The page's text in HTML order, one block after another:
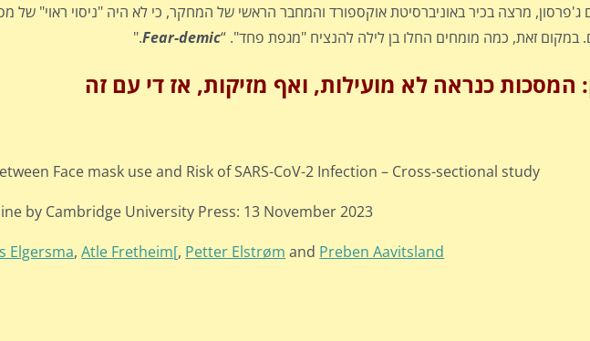
ג'פרסון, מרצה בכיר באוניברסיטת אוקספורד והמחבר הראשי של המחקר, כי לא היה "ניסוי ראוי" של
במקום זאת, כמה מומחים החלו בן לילה להנציח "מגפת פחד". “Fear-demic
."
המסכות כנראה לא מועילות, ואף מזיקות, אז די עם זה
Face mask use and Risk of SARS-CoV-2 Infection – Cross-sectional study
by Cambridge University Press: 13 November 2023
Elgersma,Atle Fretheim[, Petter Elstrøm and Preben Aavitsland